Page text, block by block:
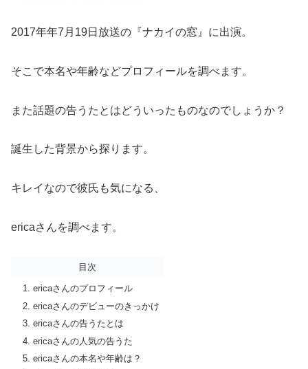
2017年年7月19日放送の『ナカイの窓』に出演。
そこで本名や年齢などプロフィールを調べます。
また話題の告うたとはどういったものなのでしょうか？
誕生した背景から探ります。
キレイなので彼氏も気になる、
ericaさんを調べます。
目次
ericaさんのプロフィール
ericaさんのデビューのきっかけ
ericaさんの告うたとは
ericaさんの人気の告うた
ericaさんの本名や年齢は？